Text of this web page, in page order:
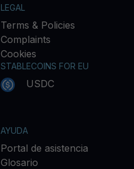
LEGAL
Terms & Policies
Complaints
Cookies
STABLECOINS FOR EU
USDC
AYUDA
Portal de asistencia
Glosario